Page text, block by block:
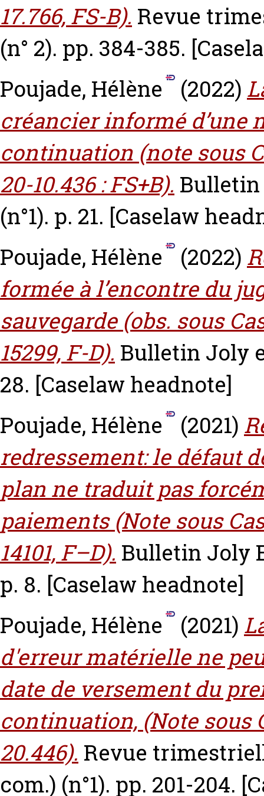
17.766, FS-B). Revue
(n° 2). pp. 384-385.
Poujade, Hélène
(2022)
créancier informé d’une
continuation (note sous
20-10.436 : FS+B).
(n°1). p. 21. [Caselaw
Poujade, Hélène
(2022)
formée à l’encontre du
sauvegarde (obs. sous
15299, F-D). Bulletin Joly
28. [Caselaw headnote]
Poujade, Hélène
(2021)
redressement: le défaut
plan ne traduit pas
paiements (Note sous
14101, F–D). Bulletin Joly
p. 8. [Caselaw headnote]
Poujade, Hélène
(2021)
d'erreur matérielle ne
date de versement du
continuation, (Note sous
20.446). Revue
com.) (n°1). pp. 201-204.